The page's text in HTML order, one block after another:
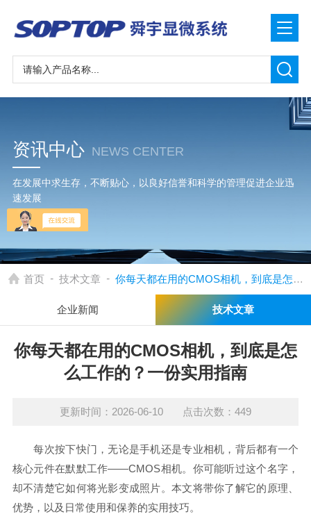
资讯中心 NEWS CENTER
在发展中求生存，不断贴心，以良好信誉和科学的管理促进企业迅
速发展
首页 - 技术文章 - 你每天都在用的CMOS相机，到底是怎么工作的？一份实用指南
企业新闻 技术文章
你每天都在用的CMOS相机，到底是怎
么工作的？一份实用指南
更新时间：2026-06-10 点击次数：449
每次按下快门，无论是手机还是专业相机，背后都有一个
核心元件在默默工作——CMOS相机。你可能听过这个名字，
却不清楚它如何将光影变成照片。本文将带你了解它的原理、
优势，以及日常使用和保养的实用技巧。